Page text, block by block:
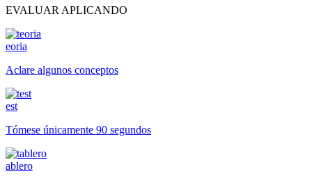
EVALUAR APLICANDO
eoria
Aclare algunos conceptos
est
Tómese únicamente 90 segundos
ablero